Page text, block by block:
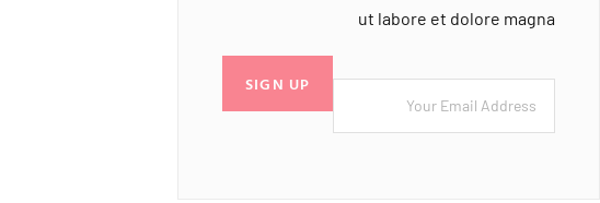
ut labore et dolore magna
SIGN UP